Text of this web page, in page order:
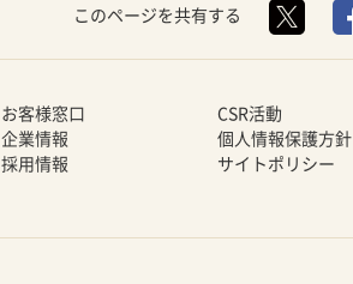
このページを共有する
お客様窓口
企業情報
採用情報
CSR活動
個人情報保護方針
サイトポリシー